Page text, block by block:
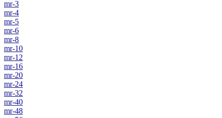
mr-3
mr-4
mr-5
mr-6
mr-8
mr-10
mr-12
mr-16
mr-20
mr-24
mr-32
mr-40
mr-48